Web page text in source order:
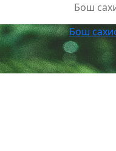
Бош
Бош